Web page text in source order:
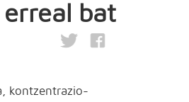
bat
kontzentrazio-